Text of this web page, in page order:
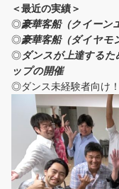
＜最近の実績＞
◎豪華客船（クイーン
◎豪華客船（ダイヤモ
◎ダンスが上達するた
ップの開催
◎ダンス未経験者向け